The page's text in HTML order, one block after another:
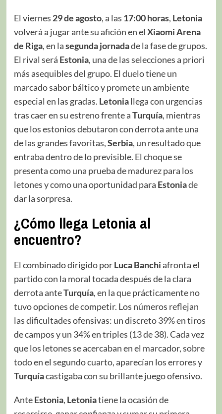
El viernes 29 de agosto, a las 17:00 horas, Letonia
volverá a jugar ante su afición en el Xiaomi Arena
de Riga, en lasegunda jornadade la fase de grupos.
El rival será Estonia, una de las selecciones a priori
más asequibles del grupo. El duelo tiene un
marcado sabor báltico y promete un ambiente
especial en las gradas. Letoniallega con urgencias
tras caer en su estreno frente aTurquía, mientras
que los estonios debutaron con derrota ante una
de las grandes favoritas,Serbia, un resultado que
entraba dentro de lo previsible. El choque se
presenta como una prueba de madurez para los
letones y como una oportunidad para Estoniade
dar la sorpresa.
¿Cómo llega Letonia al
encuentro?
El combinado dirigido porLuca Banchiafronta el
partido con la moral tocada después de la clara
derrota anteTurquía, en la que prácticamente no
tuvo opciones de competir. Los números reflejan
las dificultades ofensivas: un discreto 39% en tiros
de campos y un 34% en triples (13 de 38). Cada vez
que los letones se acercaban en el marcador, sobre
todo en el segundo cuarto, aparecían los errores y
Turquíacastigaba con su brillante juego ofensivo.
AnteEstonia, Letoniatiene la ocasión de